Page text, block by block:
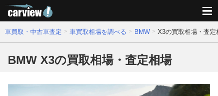
車買取・中古車査定 車買取相場を調べる BMW X3の買取相場・査定
BMW X3の買取相場・査定相場